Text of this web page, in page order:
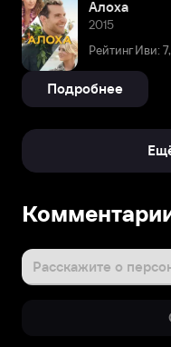
Алоха
2015
Рейтинг Иви:
Подробнее
Рэйчел
исполнила
главную
Расскажите о